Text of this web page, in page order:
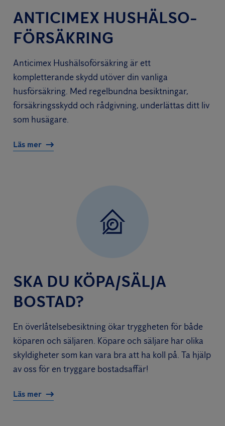
ANTICIMEX HUSHÄLSO­
FÖRSÄKRING
Anticimex Hushälsoförsäkring är ett
kompletterande skydd utöver din vanliga
husförsäkring. Med regelbundna besiktningar,
försäkringsskydd och rådgivning, underlättas ditt liv
som husägare.
Läs mer
SKA DU KÖPA/SÄLJA
BOSTAD?
En överlåtelsebesiktning ökar tryggheten för både
köparen och säljaren. Köpare och säljare har olika
skyldigheter som kan vara bra att ha koll på. Ta hjälp
av oss för en tryggare bostadsaffär!
Läs mer